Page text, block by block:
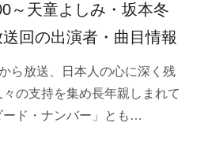
～天童よしみ・坂本冬
回の出演者・曲目情報
ら放送、日本人の心に深く残
の支持を集め長年親しまれて
ード・ナンバー」とも…